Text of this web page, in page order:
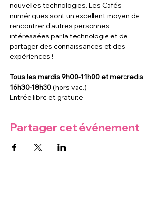
nouvelles technologies. Les Cafés
numériques sont un excellent moyen de
rencontrer d’autres personnes
intéressées par la technologie et de
partager des connaissances et des
expériences !
Tous les mardis 9h00-11h00 et mercredis
16h30-18h30 (hors vac.)
Entrée libre et gratuite
Partager cet événement